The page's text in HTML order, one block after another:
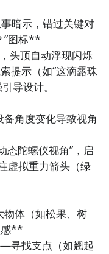
到当天所有进行开
行测试的游戏，有
玩家们可以在这里
官方直播陪你玩
暗示，错过关键对
”图标**
头顶自动浮现闪烁
提示（如“这滴露珠
导设计。
角度变化导致视角
陀螺仪视角”，启
虚拟重力箭头（绿
体（如松果、树
感**
寻找支点（如翘起